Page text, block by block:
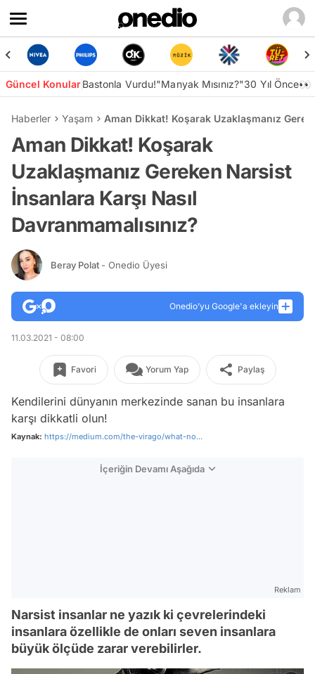
Güncel KonularBastonla Vurdu!"Manyak Mısınız?"30 Yıl Önce👀
Haberler Yaşam Aman Dikkat! Koşarak Uzaklaşmanız
Aman Dikkat! Koşarak
Uzaklaşmanız Gereken Narsist
İnsanlara Karşı Nasıl
Davranmamalısınız?
Beray Polat - Onedio Üyesi
Onedio’yu Google'a ekleyin
11.03.2021 - 08:00
Favori Yorum Yap Paylaş
Kendilerini dünyanın merkezinde sanan bu insanlara
karşı dikkatli olun!
Kaynak: https://medium.com/the-virago/what-no...
İçeriğin Devamı Aşağıda
Reklam
Narsist insanlar ne yazık ki çevrelerindeki
insanlara özellikle de onları seven insanlara
büyük ölçüde zarar verebilirler.